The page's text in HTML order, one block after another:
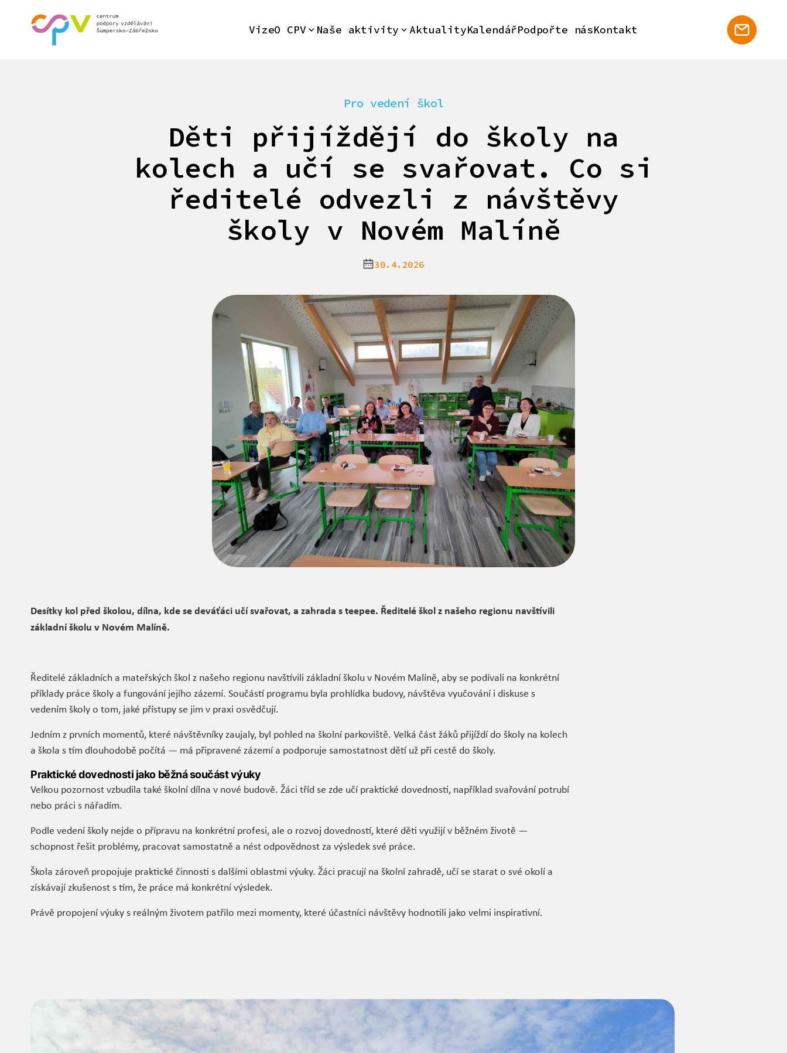
VizeO CPV Naše aktivity AktualityKalendářPodpořte násKontakt
Pro vedení škol
Děti přijíždějí do školy na
kolech a učí se svařovat. Co si
ředitelé odvezli z návštěvy
školy v Novém Malíně
30.4.2026
Desítky kol před školou, dílna, kde se deváťáci učí svařovat, a zahrada s teepee. Ředitelé škol z našeho regionu navštívili
základní školu v Novém Malíně.
Ředitelé základních a mateřských škol z našeho regionu navštívili základní školu v Novém Malíně, aby se podívali na konkrétní
příklady práce školy a fungování jejího zázemí. Součástí programu byla prohlídka budovy, návštěva vyučování i diskuse s
vedením školy o tom, jaké přístupy se jim v praxi osvědčují.
Jedním z prvních momentů, které návštěvníky zaujaly, byl pohled na školní parkoviště. Velká část žáků přijíždí do školy na kolech
a škola s tím dlouhodobě počítá — má připravené zázemí a podporuje samostatnost dětí už při cestě do školy.
Praktické dovednosti jako běžná součást výuky
Velkou pozornost vzbudila také školní dílna v nové budově. Žáci tříd se zde učí praktické dovednosti, například svařování potrubí
nebo práci s nářadím.
Podle vedení školy nejde o přípravu na konkrétní profesi, ale o rozvoj dovedností, které děti využijí v běžném životě —
schopnost řešit problémy, pracovat samostatně a nést odpovědnost za výsledek své práce.
Škola zároveň propojuje praktické činnosti s dalšími oblastmi výuky. Žáci pracují na školní zahradě, učí se starat o své okolí a
získávají zkušenost s tím, že práce má konkrétní výsledek.
Právě propojení výuky s reálným životem patřilo mezi momenty, které účastníci návštěvy hodnotili jako velmi inspirativní.